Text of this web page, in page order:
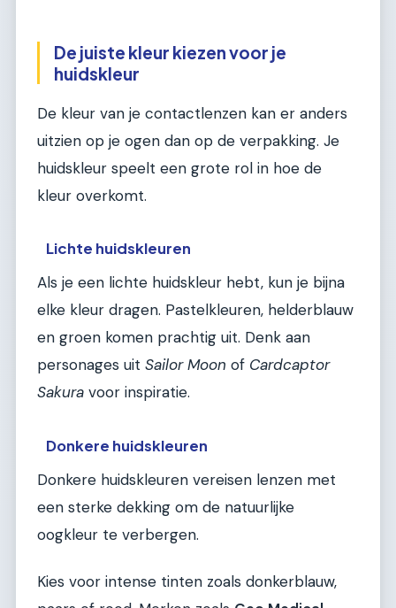
De juiste kleur kiezen voor je
huidskleur
De kleur van je contactlenzen kan er anders
uitzien op je ogen dan op de verpakking. Je
huidskleur speelt een grote rol in hoe de
kleur overkomt.
Lichte huidskleuren
Als je een lichte huidskleur hebt, kun je bijna
elke kleur dragen. Pastelkleuren, helderblauw
en groen komen prachtig uit. Denk aan
personages uit Sailor Moon of Cardcaptor
Sakura voor inspiratie.
Donkere huidskleuren
Donkere huidskleuren vereisen lenzen met
een sterke dekking om de natuurlijke
oogkleur te verbergen.
Kies voor intense tinten zoals donkerblauw,